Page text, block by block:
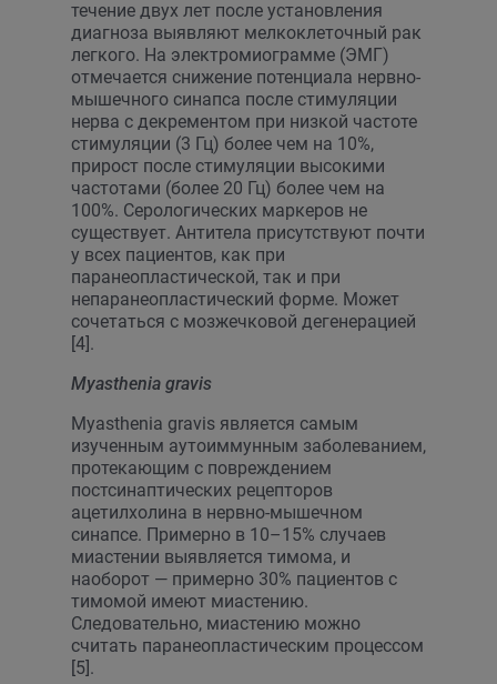
течение двух лет после установления
диагноза выявляют мелкоклеточный рак
легкого. На электромиограмме (ЭМГ)
отмечается снижение потенциала нервно-
мышечного синапса после стимуляции
нерва с декрементом при низкой частоте
стимуляции (3 Гц) более чем на 10%,
прирост после стимуляции высокими
частотами (более 20 Гц) более чем на
100%. Серологических маркеров не
существует. Антитела присутствуют почти
у всех пациентов, как при
паранеопластической, так и при
непаранеопластический форме. Может
сочетаться с мозжечковой дегенерацией
[4].
Myasthenia gravis
Myasthenia gravis является самым
изученным аутоиммунным заболеванием,
протекающим с повреждением
постсинаптических рецепторов
ацетилхолина в нервно-мышечном
синапсе. Примерно в 10–15% случаев
миастении выявляется тимома, и
наоборот — примерно 30% пациентов с
тимомой имеют миастению.
Следовательно, миастению можно
считать паранеопластическим процессом
[5].